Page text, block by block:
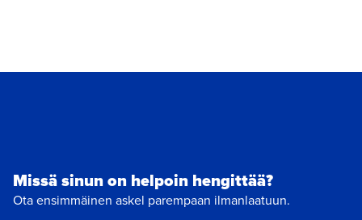
Missä sinun on helpoin hengittää?
Ota ensimmäinen askel parempaan ilmanlaatuun.